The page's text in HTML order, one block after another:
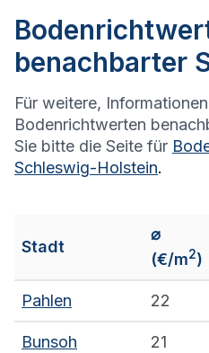
benachbarter
Für weitere,
Bodenrichtwerten
Sie bitte die Seite für
Schleswig-Holstein.
Stadt
⌀
(€/m2)
Pahlen 22
Bunsoh 21